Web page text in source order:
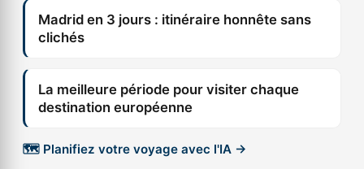
Madrid en 3 jours : itinéraire honnête sans
clichés
La meilleure période pour visiter chaque
destination européenne
🗺️ Planifiez votre voyage avec l'IA →